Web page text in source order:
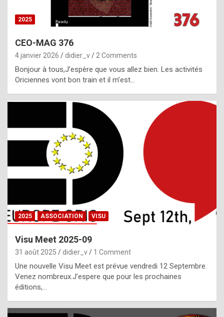
r
p
e
c
i
l
,
g
h
t
f
2025
CEO-MAG 376
4 janvier 2026 didier_v 2 Comments
Bonjour à tous,J’espère que vous allez bien. Les activités
Oriciennes vont bon train et il m’est…
2025 ASSOCIATION VISU
Visu Meet 2025-09
31 août 2025 didier_v 1 Comment
Une nouvelle Visu Meet est prévue vendredi 12 Septembre.
Venez nombreux.J’espere que pour les prochaines
éditions,…